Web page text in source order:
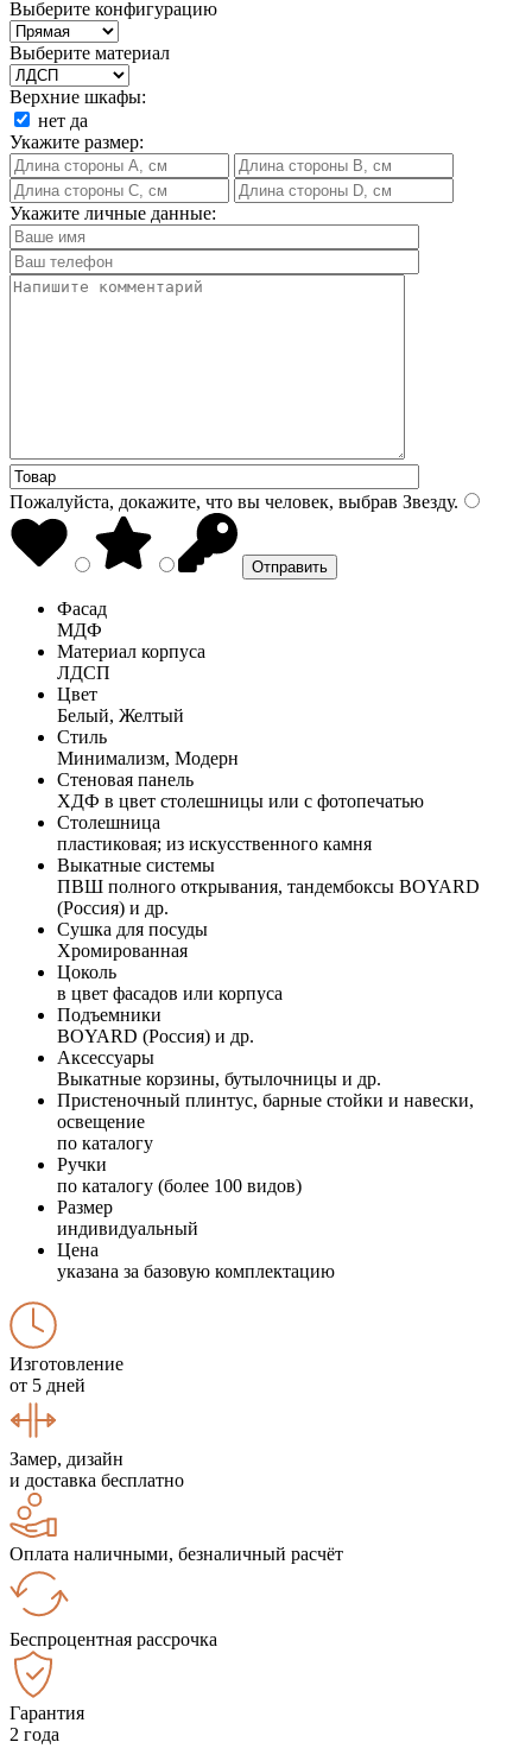
Выберите конфигурацию
Выберите материал
Верхние шкафы:
нет да
Укажите размер:
Укажите личные данные:
Пожалуйста, докажите, что вы человек, выбрав Звезду.
Фасад
МДФ
Материал корпуса
ЛДСП
Цвет
Белый, Желтый
Стиль
Минимализм, Модерн
Стеновая панель
ХДФ в цвет столешницы или с фотопечатью
Столешница
пластиковая; из искусственного камня
Выкатные системы
ПВШ полного открывания, тандембоксы BOYARD
(Россия) и др.
Сушка для посуды
Хромированная
Цоколь
в цвет фасадов или корпуса
Подъемники
BOYARD (Россия) и др.
Аксессуары
Выкатные корзины, бутылочницы и др.
Пристеночный плинтус, барные стойки и навески,
освещение
по каталогу
Ручки
по каталогу (более 100 видов)
Размер
индивидуальный
Цена
указана за базовую комплектацию
Изготовление
от 5 дней
Замер, дизайн
и доставка бесплатно
Оплата наличными, безналичный расчёт
Беспроцентная рассрочка
Гарантия
2 года